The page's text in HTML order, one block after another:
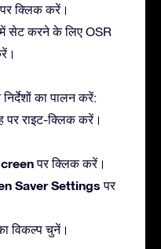
क्लिक करें।
सेट करने के लिए OSR
का पालन करें:
राइट-क्लिक करें।
पर क्लिक करें।
Saver Settings पर
विकल्प चुनें।